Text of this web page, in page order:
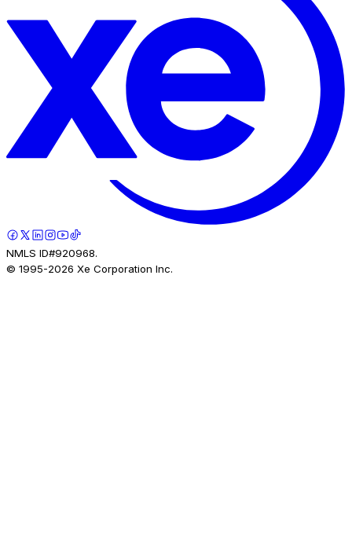
NMLS ID#920968.
© 1995-2026 Xe Corporation Inc.